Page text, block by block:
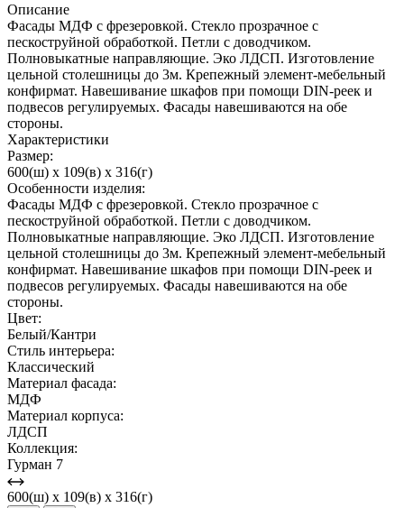
Описание
Фасады МДФ с фрезеровкой. Стекло прозрачное с
пескоструйной обработкой. Петли с доводчиком.
Полновыкатные направляющие. Эко ЛДСП. Изготовление
цельной столешницы до 3м. Крепежный элемент-мебельный
конфирмат. Навешивание шкафов при помощи DIN-реек и
подвесов регулируемых. Фасады навешиваются на обе
стороны.
Характеристики
Размер:
600(ш) x 109(в) x 316(г)
Особенности изделия:
Фасады МДФ с фрезеровкой. Стекло прозрачное с
пескоструйной обработкой. Петли с доводчиком.
Полновыкатные направляющие. Эко ЛДСП. Изготовление
цельной столешницы до 3м. Крепежный элемент-мебельный
конфирмат. Навешивание шкафов при помощи DIN-реек и
подвесов регулируемых. Фасады навешиваются на обе
стороны.
Цвет:
Белый/Кантри
Стиль интерьера:
Классический
Материал фасада:
МДФ
Материал корпуса:
ЛДСП
Коллекция:
Гурман 7
600(ш) x 109(в) x 316(г)